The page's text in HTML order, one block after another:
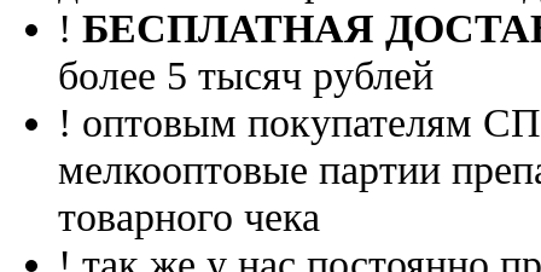
! БЕСПЛАТНАЯ
более 5 тысяч рублей
! оптовым покупателям
мелкооптовые партии
товарного чека